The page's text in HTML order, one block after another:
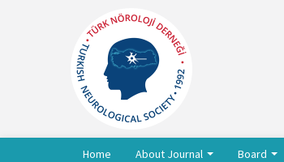
Home About Journal Board